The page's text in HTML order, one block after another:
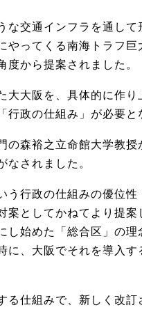
な交通インフラを通して
やってくる南海トラフ巨
度から提案されました。
大大阪を、具体的に作り
行政の仕組み」が必要と
の森裕之立命館大学教授
なされました。
う行政の仕組みの優位性
案としてかねてより提案
し始めた「総合区」 の理
に、 大阪でそれを導入す
る仕組みで、 新しく改訂